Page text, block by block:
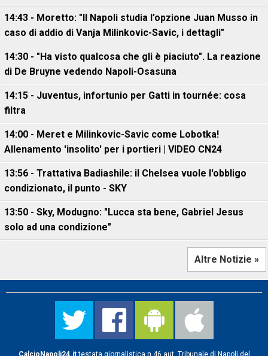
14:43 - Moretto: "Il Napoli studia l’opzione Juan Musso in
caso di addio di Vanja Milinkovic-Savic, i dettagli"
14:30 - "Ha visto qualcosa che gli è piaciuto". La reazione
di De Bruyne vedendo Napoli-Osasuna
14:15 - Juventus, infortunio per Gatti in tournée: cosa
filtra
14:00 - Meret e Milinkovic-Savic come Lobotka!
Allenamento 'insolito' per i portieri | VIDEO CN24
13:56 - Trattativa Badiashile: il Chelsea vuole l'obbligo
condizionato, il punto - SKY
13:50 - Sky, Modugno: "Lucca sta bene, Gabriel Jesus
solo ad una condizione"
Altre Notizie »
CalcioNapoli24.ittestata giornalistica n.46 aut. Tribunale di Napoli del